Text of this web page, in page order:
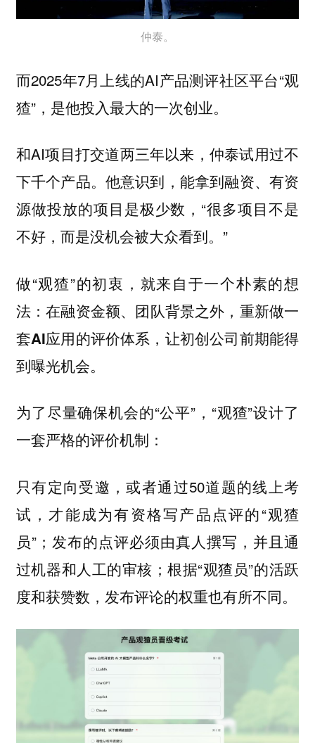
仲泰。
而2025年7月上线的AI产品测评社区平台“观
猹”，是他投入最大的一次创业。
和AI项目打交道两三年以来，仲泰试用过不
下千个产品。他意识到，能拿到融资、有资
源做投放的项目是极少数，“很多项目不是
不好，而是没机会被大众看到。”
做“观猹”的初衷，就来自于一个朴素的想
法：在融资金额、团队背景之外，重新做一
套AI应用的评价体系，让初创公司前期能得
到曝光机会。
为了尽量确保机会的“公平”，“观猹”设计了
一套严格的评价机制：
只有定向受邀，或者通过50道题的线上考
试，才能成为有资格写产品点评的“观猹
员”；发布的点评必须由真人撰写，并且通
过机器和人工的审核；根据“观猹员”的活跃
度和获赞数，发布评论的权重也有所不同。